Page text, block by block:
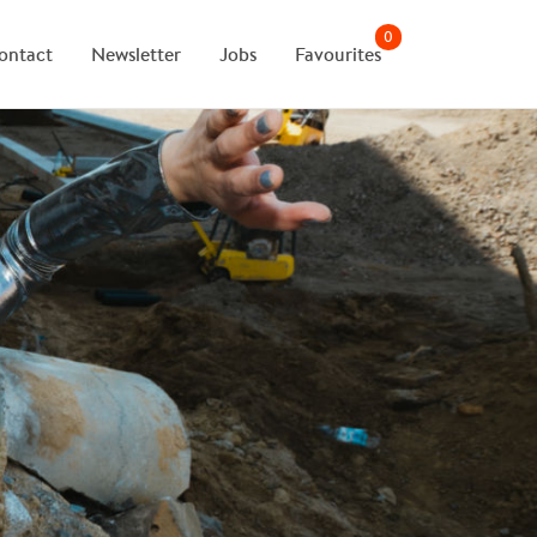
Newsletter Jobs Favourites
0